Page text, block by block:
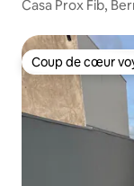
Casa Prox Fib,
Coup de cœur
Coup de cœur